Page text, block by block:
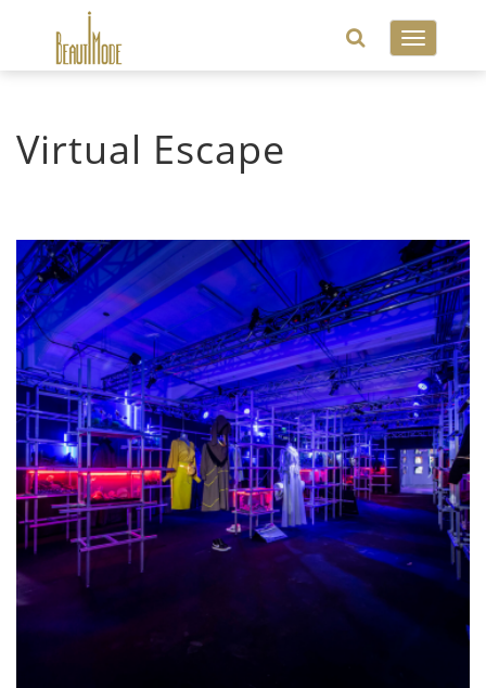
Toggle
Virtual Escape